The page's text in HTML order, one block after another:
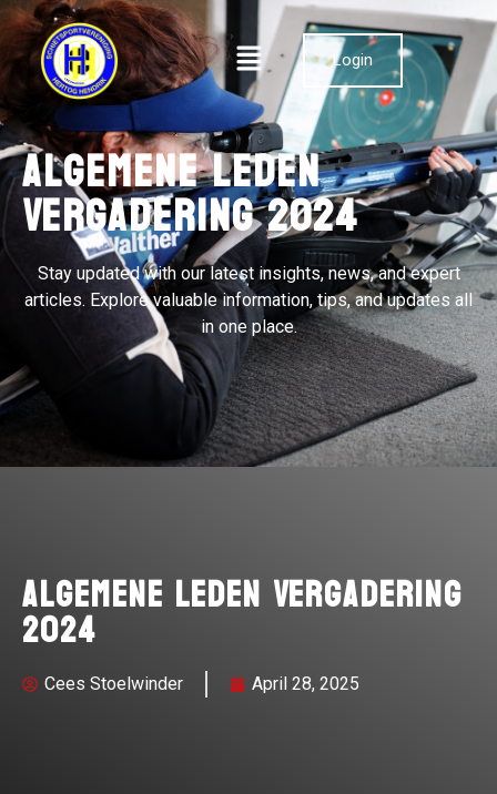
Login
Algemene Leden
Vergadering 2024
Stay updated with our latest insights, news, and expert
articles. Explore valuable information, tips, and updates all
in one place.
Algemene Leden Vergadering
2024
Cees Stoelwinder April 28, 2025